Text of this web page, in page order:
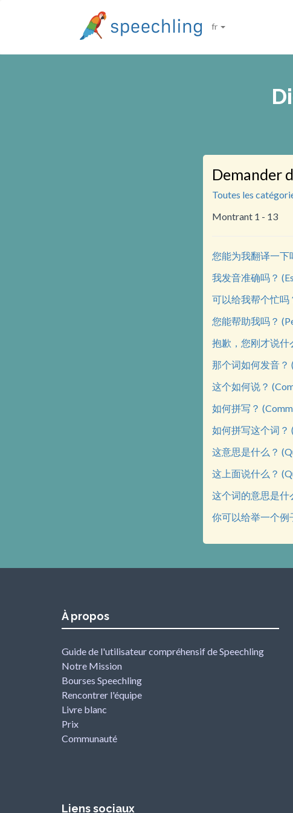
fr
Demander
Toutes les
Montrant 1 - 13
您能为我翻译一下
我发音准确吗？
可以给我帮个忙吗
您能帮助我吗？
抱歉，您刚才说什
那个词如何发音？
这个如何说？
如何拼写？
如何拼写这个词？
这意思是什么？
这上面说什么？
这个词的意思是什
你可以给举一个例
À propos
Guide de l'utilisateur compréhensif de Speechling
Notre Mission
Bourses Speechling
Rencontrer l'équipe
Livre blanc
Prix
Communauté
Liens sociaux